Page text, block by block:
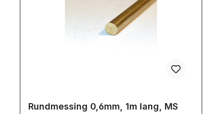
Rundmessing 0,6mm, 1m lang, MS